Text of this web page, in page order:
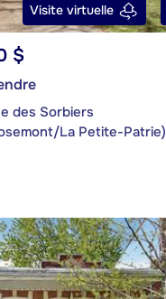
Visite virtuelle
$
des Sorbiers
La Petite-Patrie)